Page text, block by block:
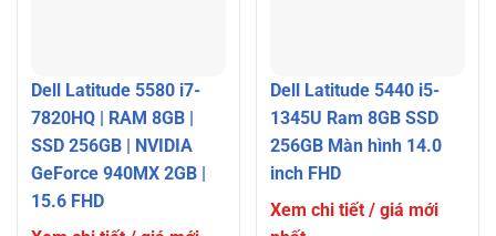
Dell Latitude 5580 i7-
7820HQ | RAM 8GB |
SSD 256GB | NVIDIA
GeForce 940MX 2GB |
15.6 FHD
Dell Latitude 5440 i5-
1345U Ram 8GB SSD
256GB Màn hình 14.0
inch FHD
Xem chi tiết / giá mới